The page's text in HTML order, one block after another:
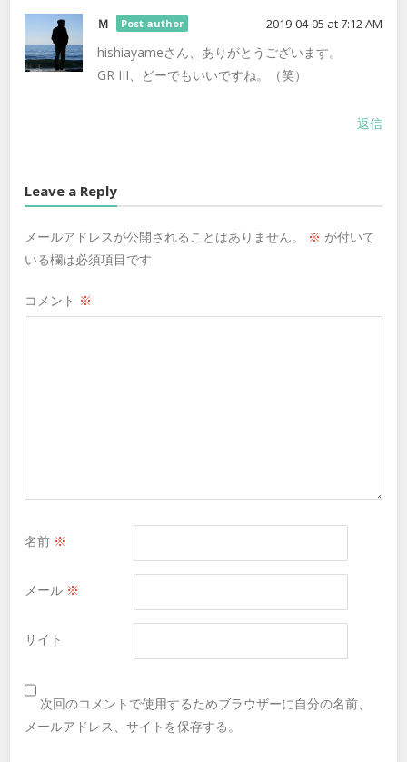
Ｍ Post author 2019-04-05 at 7:12 AM
hishiayameさん、ありがとうございます。
GR III、どーでもいいですね。（笑）
返信
Leave a Reply
メールアドレスが公開されることはありません。 ※ が付いて
いる欄は必須項目です
コメント ※
名前 ※
メール ※
サイト
次回のコメントで使用するためブラウザーに自分の名前、
メールアドレス、サイトを保存する。